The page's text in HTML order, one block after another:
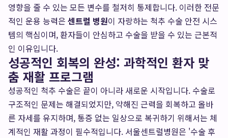
영향을 줄 수 있는 모든 변수를 철저히 통제합니다. 이러한 전문
적인 운용 능력은 센트럴 병원이 자랑하는 척추 수술 안전 시스
템의 핵심이며, 환자들이 안심하고 수술을 받을 수 있는 근본적
인 이유입니다.
성공적인 회복의 완성: 과학적인 환자 맞
춤 재활 프로그램
성공적인 척추 수술은 끝이 아니라 새로운 시작입니다. 수술로
구조적인 문제는 해결되었지만, 약해진 근력을 회복하고 올바
른 자세를 유지하며, 통증 없는 일상으로 복귀하기 위해서는 체
계적인 재활 과정이 필수적입니다. 서울센트럴병원은 '수술 후